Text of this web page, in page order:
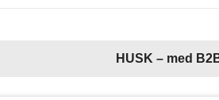
HUSK – med